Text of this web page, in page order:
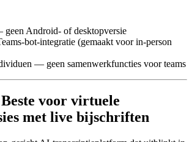
Android- of desktopversie
bot-integratie (gemaakt voor in-person
— geen samenwerkfuncties voor teams
voor virtuele
met live bijschriften